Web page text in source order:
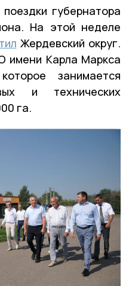
губернатора
На этой неделе
Жердевский округ.
имени Карла Маркса
занимается
и технических
га.